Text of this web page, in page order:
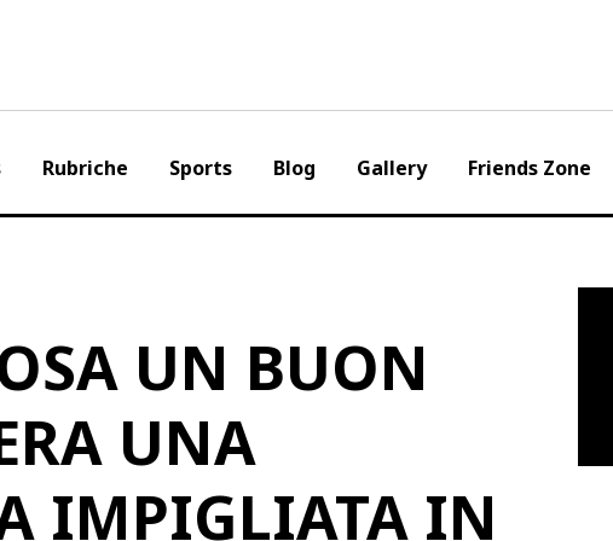
Rubriche Sports Blog Gallery Friends Zone
UN BUON
UNA
IMPIGLIATA IN